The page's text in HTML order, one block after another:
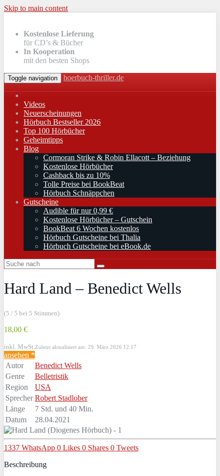
Skip to main content
Kostenlose Lieferung
für CD’s & Bücher
In Kooperation
mit den besten Shops
Toggle navigation hoerbuch-thriller.de
Videos
Neuerscheinungen
Hörbuch Bestseller 2026
Top 100 Hörbücher
Geheimtipps
Blog
Cormoran Strike & Robin Ellacott – Beziehung
Kostenlose Hörbücher
Cashback bis zu 10%
Tolle Preise bei BookBeat
Hörbuch Schnäppchen
Gutscheine
Audible für nur 0,99 €
Kostenlose Hörbücher – Gutschein
BookBeat 6 Wochen kostenlos
Hörbuch Gutscheine bei Thalia
Hörbuch Gutscheine bei eBook.de
Hard Land – Benedict Wells
(5 / 5 bei 5 Stimmen)
18,00 €
inkl. MwSt. Zuletzt aktualisiert am: 29. März 2026 12:17
ansehen *
Autor
Benedict Wells
Genre
Belletristik
Region
USA
Sprecher Robert Stadlober
Länge
7 Std. und 40 Min.
Datum
28.04.2021
1337 WhatsApp 0 Likes 0 Shares 0 Tweets
Beschreibung